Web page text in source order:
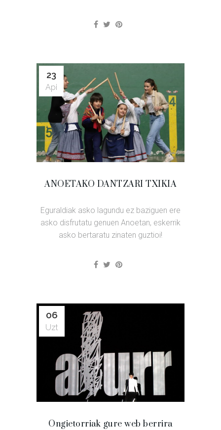
23
Api
ANOETAKO DANTZARI TXIKIA
Eguraldiak asko lagundu ez baziguen ere
asko disfrutatu genuen Anoetan, eskerrik
asko bertaratu zinaten guztioi!
06
Uzt
Ongietorriak gure web berrira